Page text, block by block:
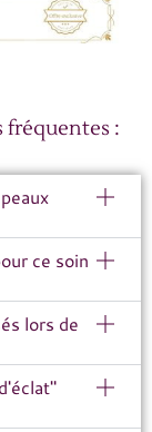
fréquentes :
ce soin
lors de